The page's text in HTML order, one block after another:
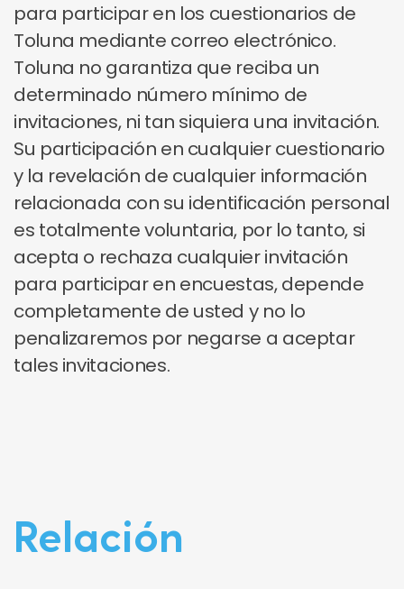
para participar en los cuestionarios de
Toluna mediante correo electrónico.
Toluna no garantiza que reciba un
determinado número mínimo de
invitaciones, ni tan siquiera una invitación.
Su participación en cualquier cuestionario
y la revelación de cualquier información
relacionada con su identificación personal
es totalmente voluntaria, por lo tanto, si
acepta o rechaza cualquier invitación
para participar en encuestas, depende
completamente de usted y no lo
penalizaremos por negarse a aceptar
tales invitaciones.
Relación